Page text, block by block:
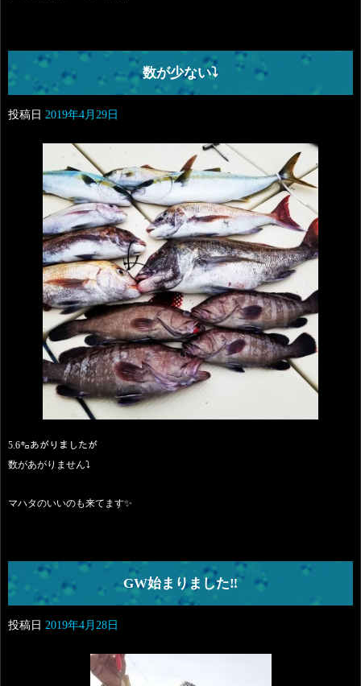
数が少ない⤵️
投稿日 2019年4月29日
5.6㌔あがりましたが
数があがりません⤵️
マハタのいいのも来てます✨
GW始まりました‼️
投稿日 2019年4月28日